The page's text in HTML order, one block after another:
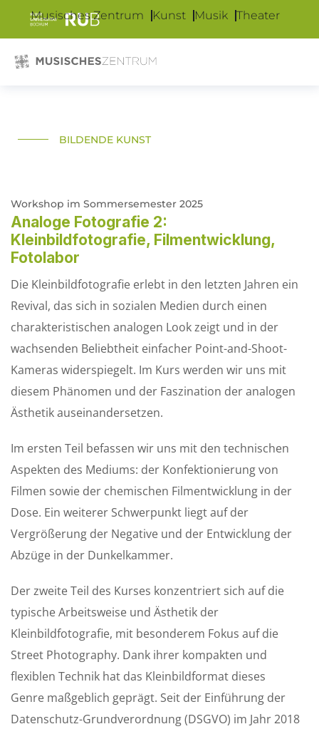
Musisches Zentrum Kunst Musik Theater
BILDENDE KUNST
Workshop im Sommersemester 2025
Analoge Fotografie 2:
Kleinbildfotografie, Filmentwicklung,
Fotolabor
Die Kleinbildfotografie erlebt in den letzten Jahren ein
Revival, das sich in sozialen Medien durch einen
charakteristischen analogen Look zeigt und in der
wachsenden Beliebtheit einfacher Point-and-Shoot-
Kameras widerspiegelt. Im Kurs werden wir uns mit
diesem Phänomen und der Faszination der analogen
Ästhetik auseinandersetzen.
Im ersten Teil befassen wir uns mit den technischen
Aspekten des Mediums: der Konfektionierung von
Filmen sowie der chemischen Filmentwicklung in der
Dose. Ein weiterer Schwerpunkt liegt auf der
Vergrößerung der Negative und der Entwicklung der
Abzüge in der Dunkelkammer.
Der zweite Teil des Kurses konzentriert sich auf die
typische Arbeitsweise und Ästhetik der
Kleinbildfotografie, mit besonderem Fokus auf die
Street Photography. Dank ihrer kompakten und
flexiblen Technik hat das Kleinbildformat dieses
Genre maßgeblich geprägt. Seit der Einführung der
Datenschutz-Grundverordnung (DSGVO) im Jahr 2018